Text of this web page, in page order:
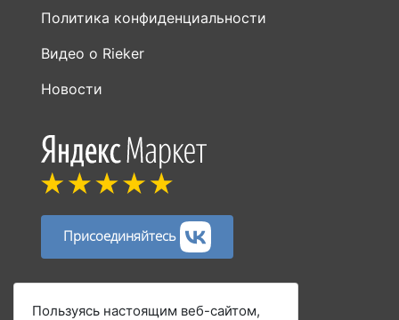
Политика конфиденциальности
Видео о Rieker
Новости
Присоединяйтесь
Пользуясь настоящим веб-сайтом,